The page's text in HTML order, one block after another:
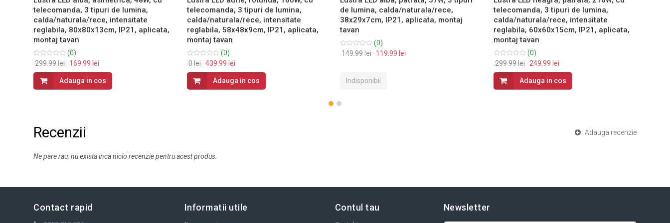
telecomanda, 3 tipuri de lumina,
calda/naturala/rece, intensitate
reglabila, 80x80x13cm, IP21, aplicata,
montaj tavan
(0)
299.99 lei 169.99 lei
Adauga in cos
telecomanda, 3 tipuri de lumina,
calda/naturala/rece, intensitate
reglabila, 58x48x9cm, IP21, aplicata,
montaj tavan
(0)
0 lei 439.99 lei
Adauga in cos
de lumina, calda/naturala/rece,
38x29x7cm, IP21, aplicata, montaj
tavan
(0)
149.99 lei 119.99 lei
Indisponibil
telecomanda, 3 tipuri de lumina,
calda/naturala/rece, intensitate
reglabila, 60x60x15cm, IP21, aplicata,
montaj tavan
(0)
299.99 lei 249.99 lei
Adauga in cos
Recenzii Adauga recenzie
Ne pare rau, nu exista inca nicio recenzie pentru acest produs.
Contact rapid Informatii utile Contul tau Newsletter